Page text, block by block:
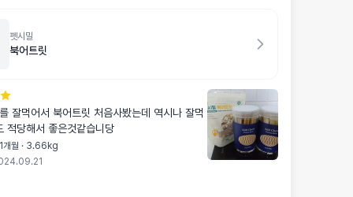
펫시밀
북어트릿
잘먹어서 북어트릿 처음사봤는데 역시나 잘먹
키도 적당해서 좋은것같습니당
개월 · 3.66kg